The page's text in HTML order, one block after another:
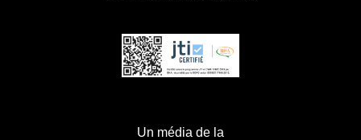
Un média de la